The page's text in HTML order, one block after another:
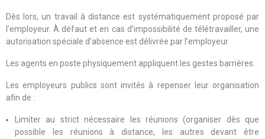
Dès lors, un travail à distance est systématiquement proposé par
l’employeur. À défaut et en cas d’impossibilité de télétravailler, une
autorisation spéciale d’absence est délivrée par l’employeur.
Les agents en poste physiquement appliquent les gestes barrières.
Les employeurs publics sont invités à repenser leur organisation
afin de :
Limiter au strict nécessaire les réunions (organiser dès que
possible les réunions à distance, les autres devant être